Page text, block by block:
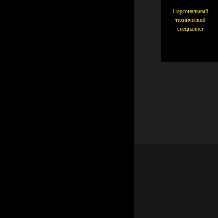
㎡
Строительная